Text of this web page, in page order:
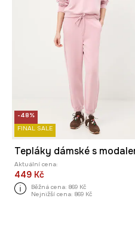
-48%
FINAL SALE
Aktuální cena:
449 Kč
Běžná cena: 869 Kč
Nejnižší cena: 869 Kč